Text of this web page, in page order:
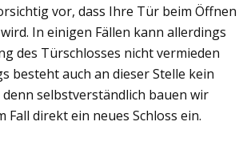
vor, dass Ihre Tür beim Öffnen
In einigen Fällen kann allerdings
des Türschlosses nicht vermieden
besteht auch an dieser Stelle kein
selbstverständlich bauen wir
Fall direkt ein neues Schloss ein.